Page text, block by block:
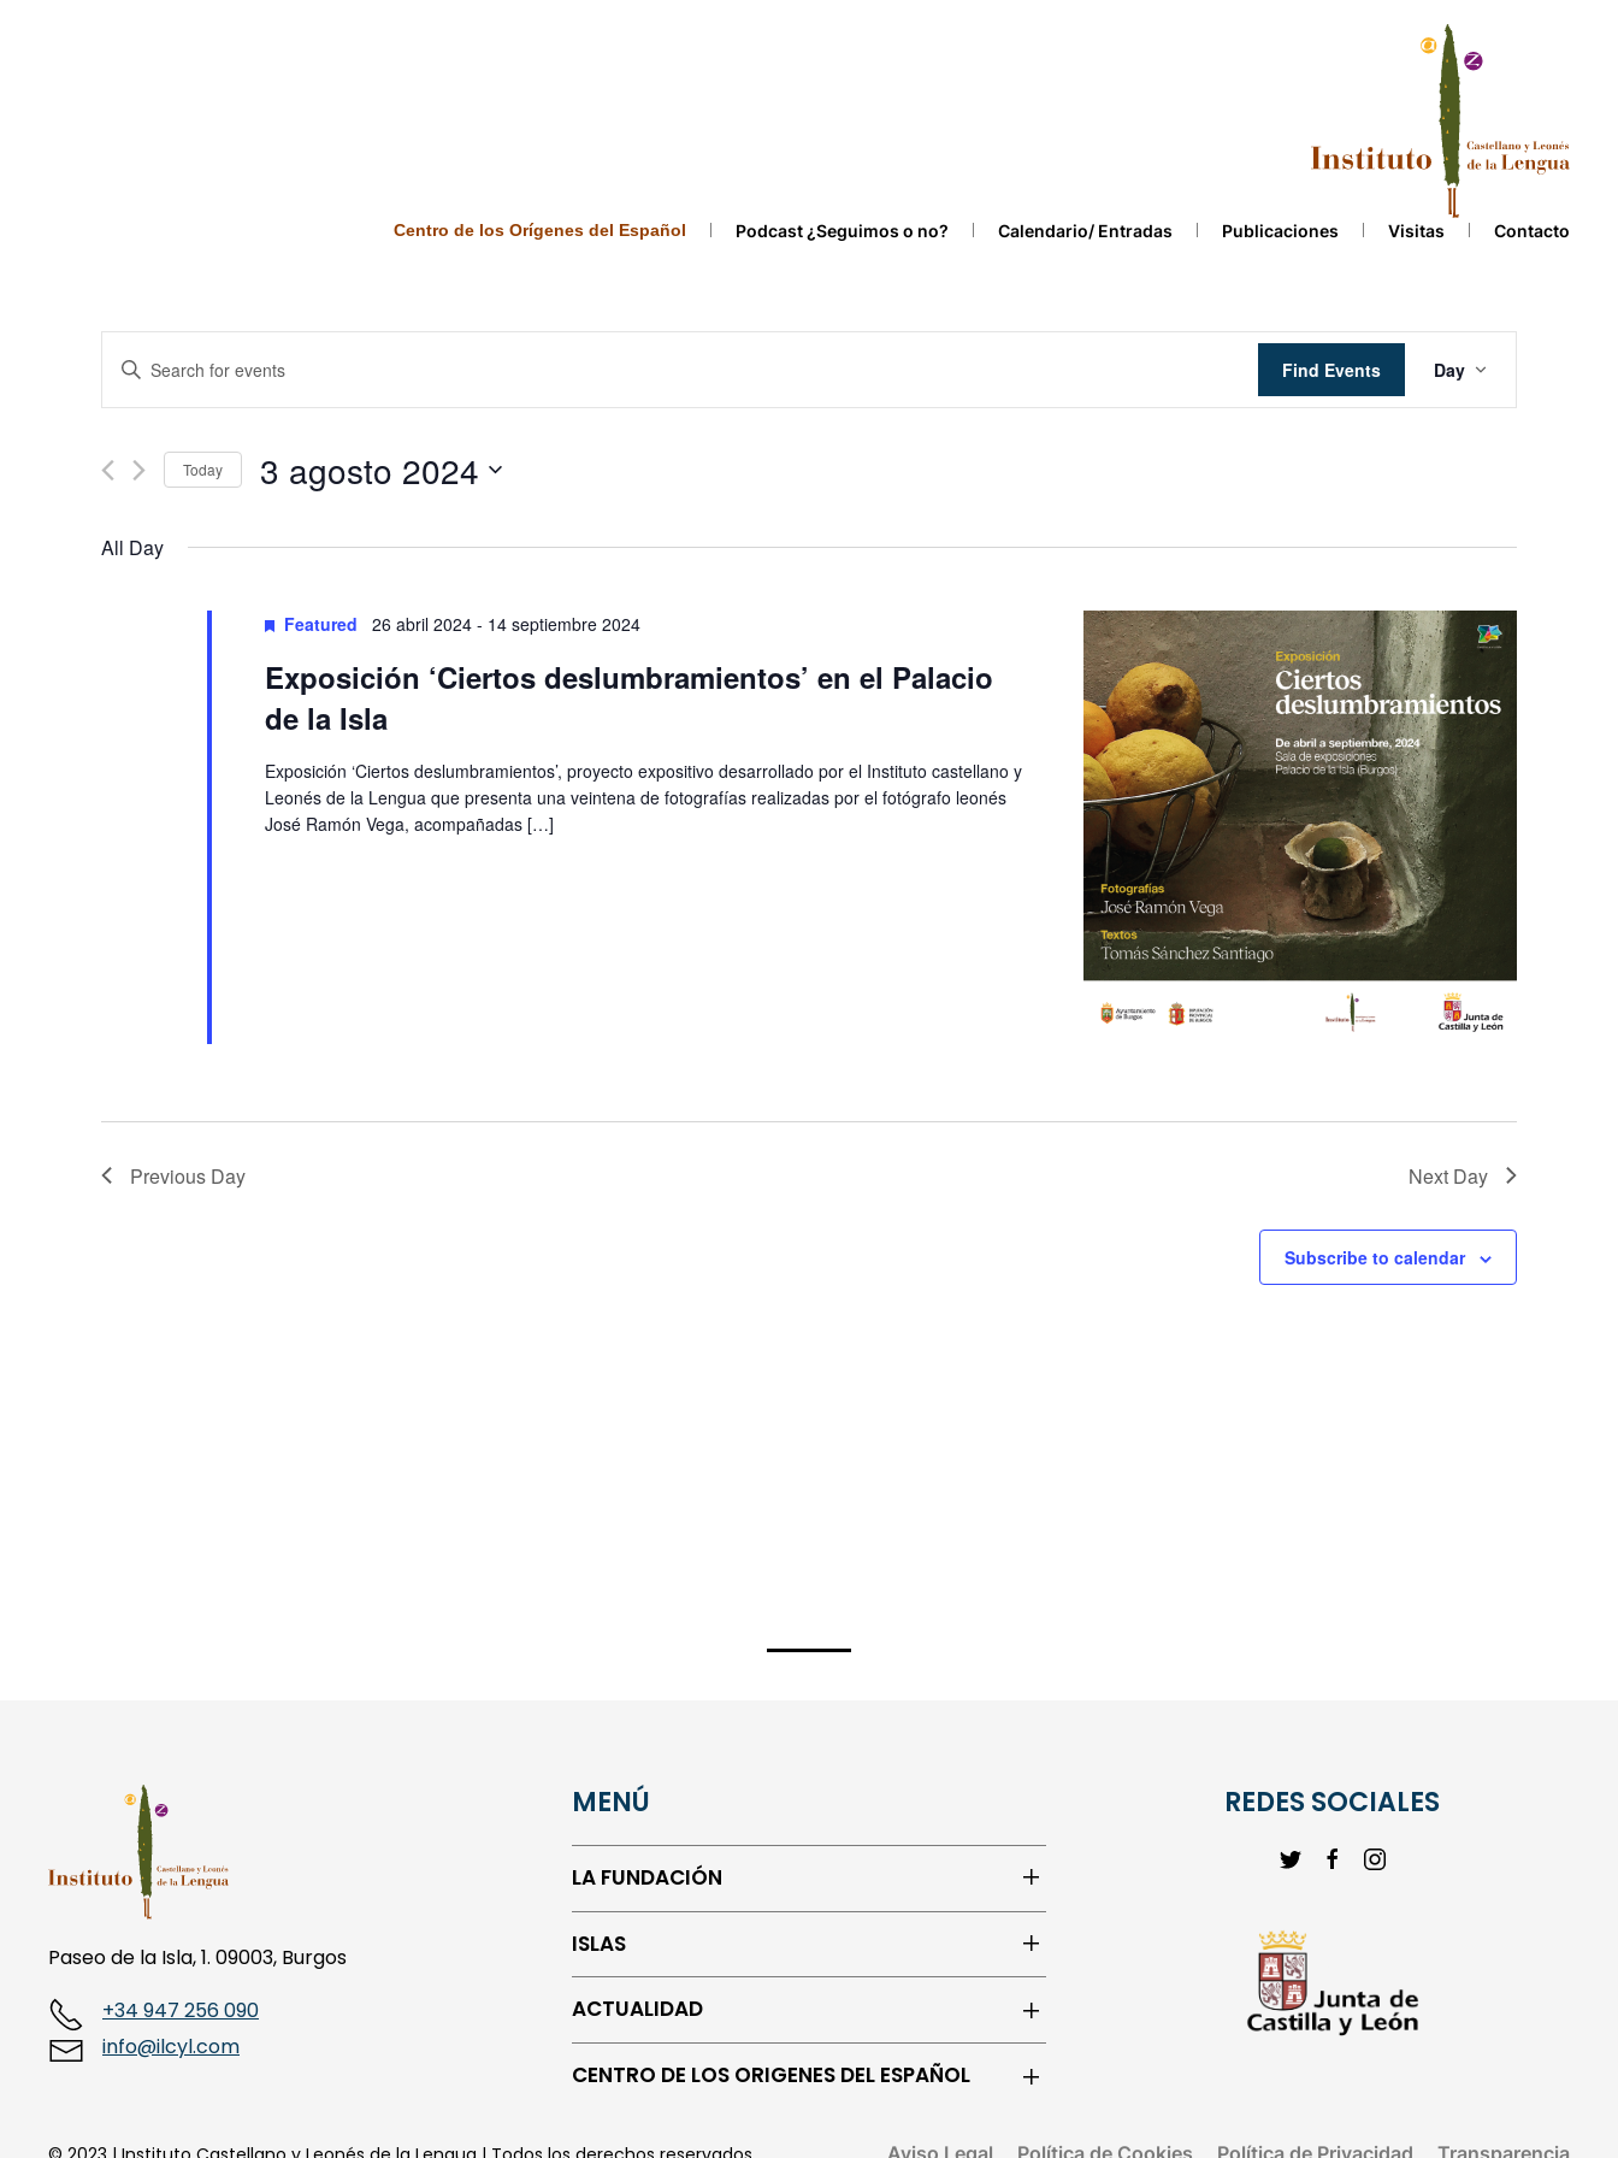
Centro de los Orígenes del Español Podcast ¿Seguimos o no? Calendario/ Entradas Publicaciones Visitas Contacto
Events
Search
and
Views
Navigation
Enter
Keyword.
Search
Events
Find Events
Views
Navigation
Day
Today 3 agosto 2024
All Day
Featured 26 abril 2024- 14 septiembre 2024
Exposición ‘Ciertos deslumbramientos’ en el Palacio
de la Isla
Exposición ‘Ciertos deslumbramientos’, proyecto expositivo desarrollado por el Instituto castellano y
Leonés de la Lengua que presenta una veintena de fotografías realizadas por el fotógrafo leonés
José Ramón Vega, acompañadas […]
Previous Day Next Day
Subscribe to calendar
Paseo de la Isla, 1. 09003, Burgos
+34 947 256 090
info@ilcyl.com
MENÚ
LA FUNDACIÓN
ISLAS
ACTUALIDAD
CENTRO DE LOS ORIGENES DEL ESPAÑOL
REDES SOCIALES
Aviso Legal Política de Cookies Política de Privacidad Transparencia